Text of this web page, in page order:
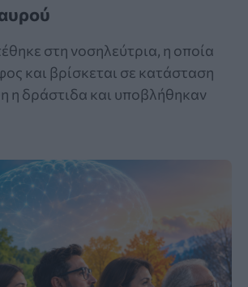
στη νοσηλεύτρια, η οποία
και βρίσκεται σε κατάσταση
η δράστιδα και υποβλήθηκαν